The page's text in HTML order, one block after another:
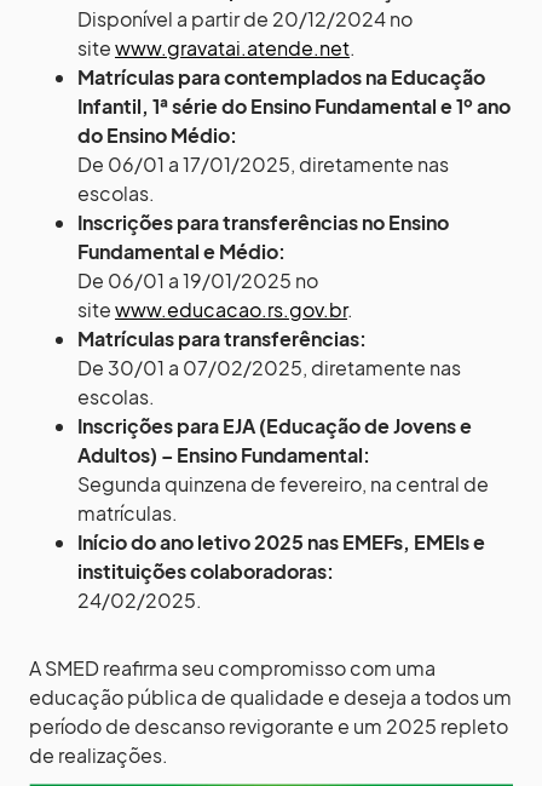
Disponível a partir de 20/12/2024 no
sitewww.gravatai.atende.net.
Matrículas para contemplados na Educação
Infantil, 1ª série do Ensino Fundamental e 1º ano
do Ensino Médio:
De 06/01 a 17/01/2025, diretamente nas
escolas.
Inscrições para transferências no Ensino
Fundamental e Médio:
De 06/01 a 19/01/2025 no
sitewww.educacao.rs.gov.br.
Matrículas para transferências:
De 30/01 a 07/02/2025, diretamente nas
escolas.
Inscrições para EJA (Educação de Jovens e
Adultos) – Ensino Fundamental:
Segunda quinzena de fevereiro, na central de
matrículas.
Início do ano letivo 2025 nas EMEFs, EMEIs e
instituições colaboradoras:
24/02/2025.
A SMED reafirma seu compromisso com uma
educação pública de qualidade e deseja a todos um
período de descanso revigorante e um 2025 repleto
de realizações.